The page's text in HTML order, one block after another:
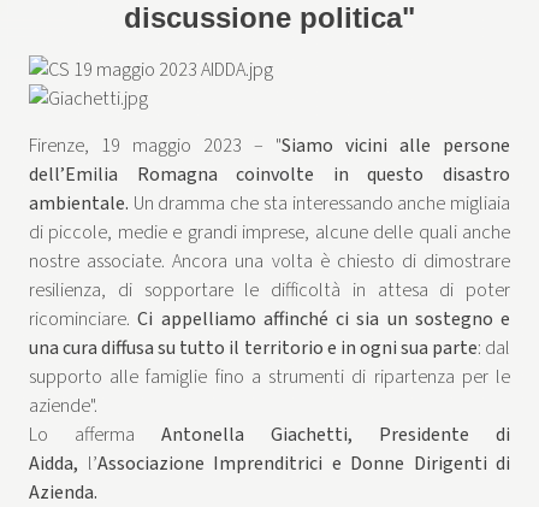
discussione politica"
Firenze, 19 maggio 2023 – "Siamo vicini alle persone
dell’Emilia Romagna coinvolte in questo disastro
ambientale. Un dramma che sta interessando anche migliaia
di piccole, medie e grandi imprese, alcune delle quali anche
nostre associate. Ancora una volta è chiesto di dimostrare
resilienza, di sopportare le difficoltà in attesa di poter
ricominciare.Ci appelliamo affinché ci sia un sostegno e
una cura diffusa su tutto il territorio e in ogni sua parte: dal
supporto alle famiglie fino a strumenti di ripartenza per le
aziende".
Lo afferma Antonella Giachetti, Presidente di
Aidda, l’Associazione Imprenditrici e Donne Dirigenti di
Azienda.